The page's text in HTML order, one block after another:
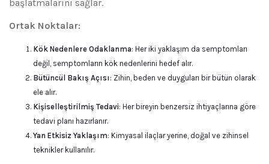
başlatmalarını sağlar.
Ortak Noktalar:
Kök Nedenlere Odaklanma: Her iki yaklaşım da semptomları
değil, semptomların kök nedenlerini hedef alır.
Bütüncül Bakış Açısı: Zihin, beden ve duyguları bir bütün olarak
ele alır.
Kişiselleştirilmiş Tedavi: Her bireyin benzersiz ihtiyaçlarına göre
tedavi planı hazırlanır.
Yan Etkisiz Yaklaşım: Kimyasal ilaçlar yerine, doğal ve zihinsel
teknikler kullanılır.